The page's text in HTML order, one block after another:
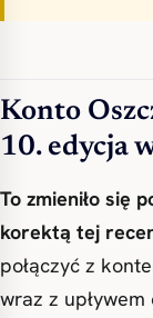
Konto
10. edycja
To zmieniło się
korektą tej
połączyć z
wraz z